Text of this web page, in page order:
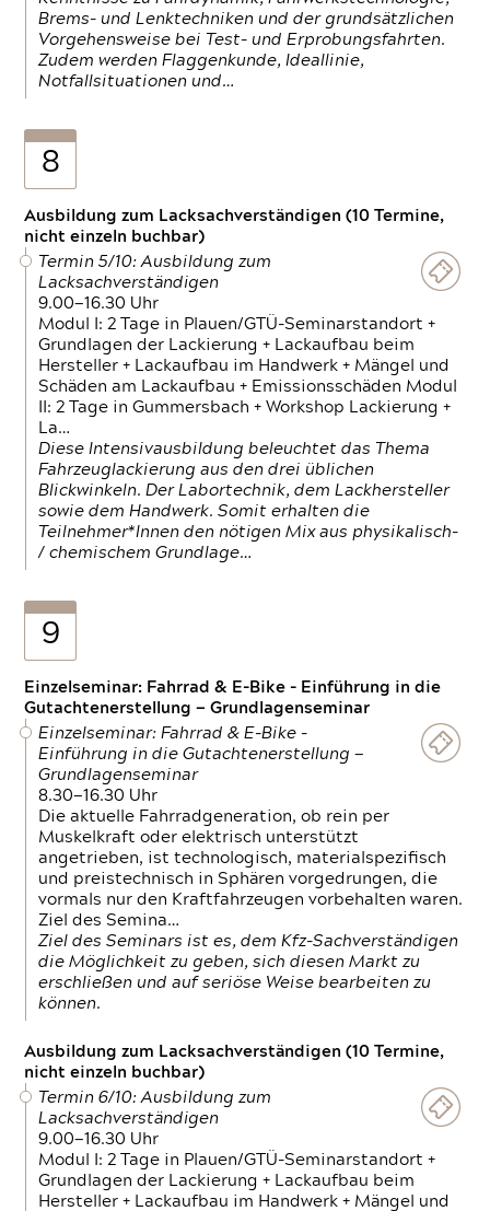
Brems- und Lenktechniken und der grundsätzlichen
Vorgehensweise bei Test- und Erprobungsfahrten.
Zudem werden Flaggenkunde, Ideallinie,
Notfallsituationen und…
8
Ausbildung zum Lacksachverständigen (10 Termine,
nicht einzeln buchbar)
Termin 5/10: Ausbildung zum
Lacksachverständigen
9.00—16.30 Uhr
Modul I: 2 Tage in Plauen/GTÜ-Seminarstandort +
Grundlagen der Lackierung + Lackaufbau beim
Hersteller + Lackaufbau im Handwerk + Mängel und
Schäden am Lackaufbau + Emissionsschäden Modul
II: 2 Tage in Gummersbach + Workshop Lackierung +
La…
Diese Intensivausbildung beleuchtet das Thema
Fahrzeuglackierung aus den drei üblichen
Blickwinkeln. Der Labortechnik, dem Lackhersteller
sowie dem Handwerk. Somit erhalten die
Teilnehmer*Innen den nötigen Mix aus physikalisch-
/ chemischem Grundlage…
9
Einzelseminar: Fahrrad & E-Bike - Einführung in die
Gutachtenerstellung — Grundlagenseminar
Einzelseminar: Fahrrad & E-Bike -
Einführung in die Gutachtenerstellung —
Grundlagenseminar
8.30—16.30 Uhr
Die aktuelle Fahrradgeneration, ob rein per
Muskelkraft oder elektrisch unterstützt
angetrieben, ist technologisch, materialspezifisch
und preistechnisch in Sphären vorgedrungen, die
vormals nur den Kraftfahrzeugen vorbehalten waren.
Ziel des Semina…
Ziel des Seminars ist es, dem Kfz-Sachverständigen
die Möglichkeit zu geben, sich diesen Markt zu
erschließen und auf seriöse Weise bearbeiten zu
können.
Ausbildung zum Lacksachverständigen (10 Termine,
nicht einzeln buchbar)
Termin 6/10: Ausbildung zum
Lacksachverständigen
9.00—16.30 Uhr
Modul I: 2 Tage in Plauen/GTÜ-Seminarstandort +
Grundlagen der Lackierung + Lackaufbau beim
Hersteller + Lackaufbau im Handwerk + Mängel und